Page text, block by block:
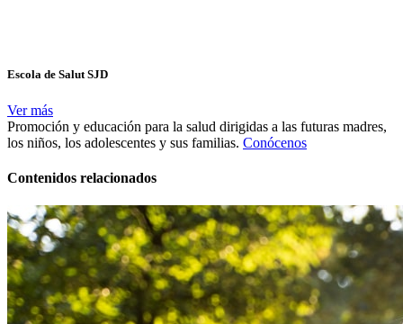
Escola de Salut SJD
Ver más
Promoción y educación para la salud dirigidas a las futuras madres,
los niños, los adolescentes y sus familias. Conócenos
Contenidos relacionados